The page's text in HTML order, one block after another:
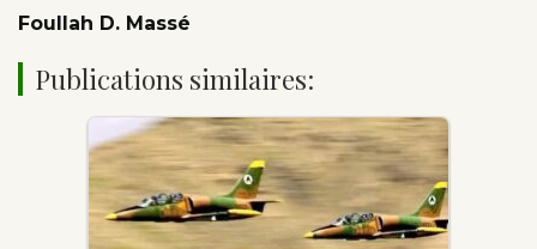
Foullah D. Massé
Publications similaires: